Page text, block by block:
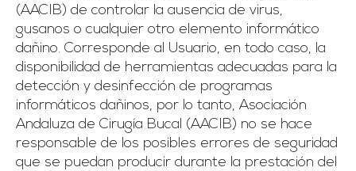
(AACIB) de controlar la ausencia de virus,
gusanos o cualquier otro elemento informático
dañino. Corresponde al Usuario, en todo caso, la
disponibilidad de herramientas adecuadas para la
detección y desinfección de programas
informáticos dañinos, por lo tanto, Asociación
Andaluza de Cirugía Bucal (AACIB) no se hace
responsable de los posibles errores de seguridad
que se puedan producir durante la prestación del